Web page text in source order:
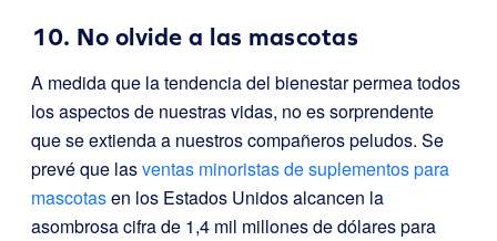
10. No olvide a las mascotas
A medida que la tendencia del bienestar permea todos
los aspectos de nuestras vidas, no es sorprendente
que se extienda a nuestros compañeros peludos. Se
prevé que lasventas minoristas de suplementos para
mascotasen los Estados Unidos alcancen la
asombrosa cifra de 1,4 mil millones de dólares para